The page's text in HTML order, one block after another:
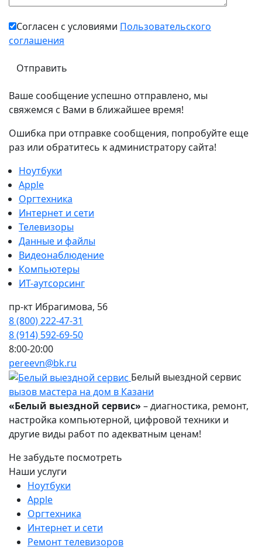
Согласен с условиями Пользовательского
соглашения
Ваше сообщение успешно отправлено, мы
свяжемся с Вами в ближайшее время!
Ошибка при отправке сообщения, попробуйте еще
раз или обратитесь к администратору сайта!
Ноутбуки
Apple
Оргтехника
Интернет и сети
Телевизоры
Данные и файлы
Видеонаблюдение
Компьютеры
ИТ-аутсорсинг
пр-кт Ибрагимова, 56
8 (800) 222-47-31
8 (914) 592-69-50
8:00-20:00
pereevn@bk.ru
Белый выездной сервис
вызов мастера на дом в Казани
«Белый выездной сервис» – диагностика, ремонт,
настройка компьютерной, цифровой техники и
другие виды работ по адекватным ценам!
Не забудьте посмотреть
Наши услуги
Ноутбуки
Apple
Оргтехника
Интернет и сети
Ремонт телевизоров